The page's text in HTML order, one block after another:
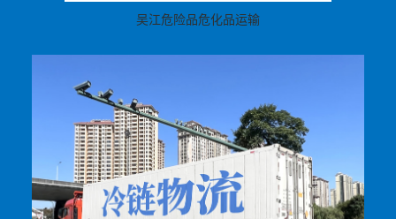
吴江危险品危化品运输